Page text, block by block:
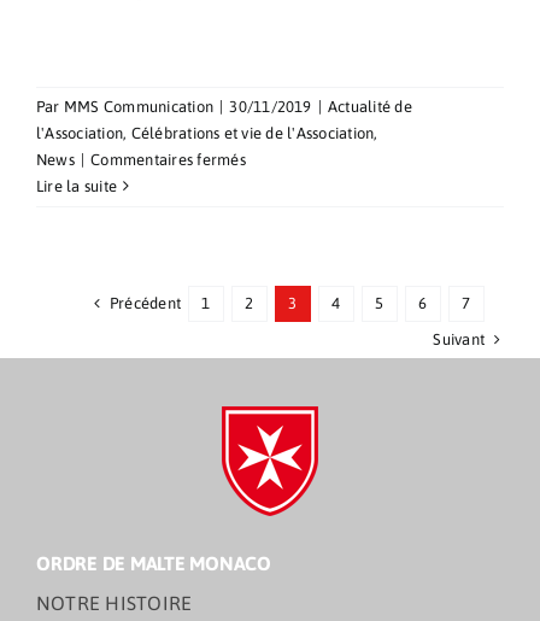
Par MMS Communication 30/11/2019
Actualité de
l'Association, Célébrations et vie de l'Association,
News
Commentaires ferméssur
Saint-
Lire la suite
Précédent 1 2 3 4 5 6
7
Suivant
ORDRE DE MALTE MONACO
NOTRE HISTOIRE